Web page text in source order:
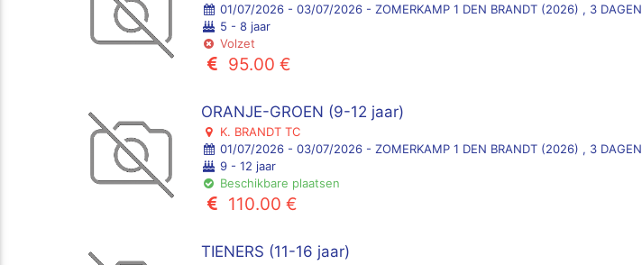
01/07/2026 - 03/07/2026 - ZOMERKAMP 1 DEN BRANDT (2026) , 3 DAGEN
5 - 8 jaar
Volzet
95.00 €
ORANJE-GROEN (9-12 jaar)
K. BRANDT TC
01/07/2026 - 03/07/2026 - ZOMERKAMP 1 DEN BRANDT (2026) , 3 DAGEN
9 - 12 jaar
Beschikbare plaatsen
110.00 €
TIENERS (11-16 jaar)